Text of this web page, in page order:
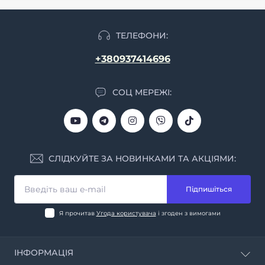
ТЕЛЕФОНИ:
+380937414696
СОЦ МЕРЕЖІ:
СЛІДКУЙТЕ ЗА НОВИНКАМИ ТА АКЦІЯМИ:
Підпишіться
Я прочитав Угода користувача і згоден з вимогами
ІНФОРМАЦІЯ